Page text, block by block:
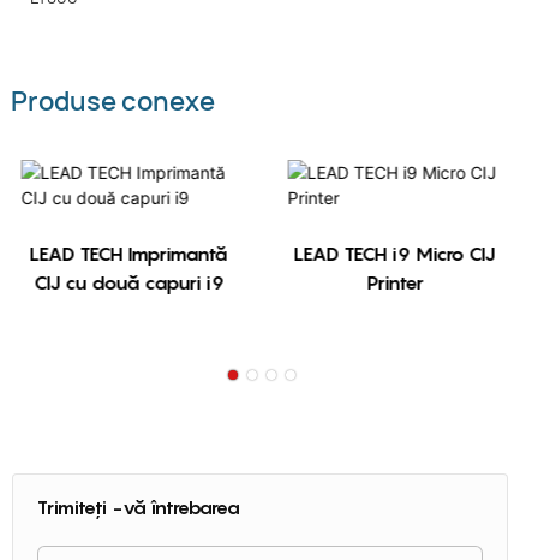
Produse conexe
LEAD TECH Imprimantă
CIJ cu două capuri i9
LEAD TECH i9 Micro CIJ
Printer
Trimiteți -vă întrebarea